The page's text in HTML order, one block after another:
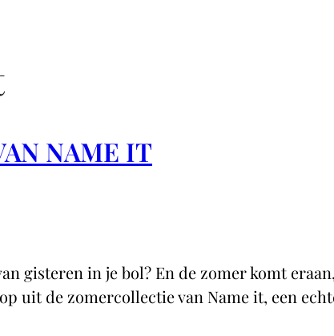
NAME IT
gisteren in je bol? En de zomer komt
uit de zomercollectie van Name it, een